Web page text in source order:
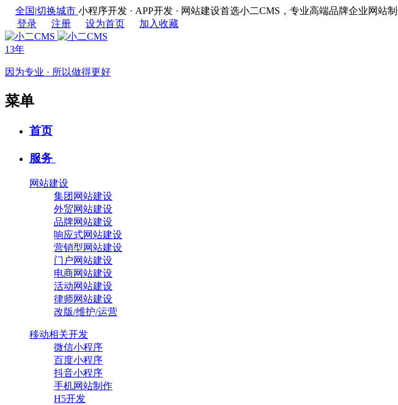
全国|切换城市 小程序开发 · APP开发 · 网站建设首选小二CMS，专业高端品牌企业网站
登录
注册 设为首页 加入收藏
13年
因为专业 · 所以做得更好
菜单
首页
服务
网站建设
集团网站建设
外贸网站建设
品牌网站建设
响应式网站建设
营销型网站建设
门户网站建设
电商网站建设
活动网站建设
律师网站建设
改版/维护/运营
移动相关开发
微信小程序
百度小程序
抖音小程序
手机网站制作
H5开发